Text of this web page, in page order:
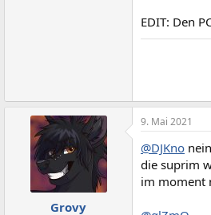
EDIT: Den
Grovy
9. Mai 2021
@DJKno
die suprim
im moment